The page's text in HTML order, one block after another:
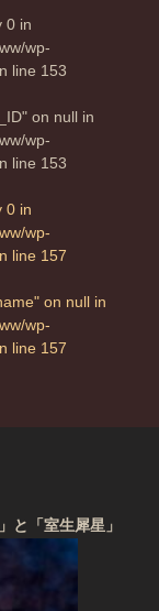
0 in
wp-
line 153
on null in
wp-
line 153
0 in
wp-
line 157
on null in
wp-
line 157
と「室生犀星」